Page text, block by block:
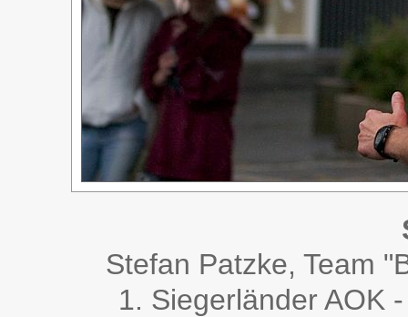
Stefan Patzke, Team
1. Siegerländer AOK